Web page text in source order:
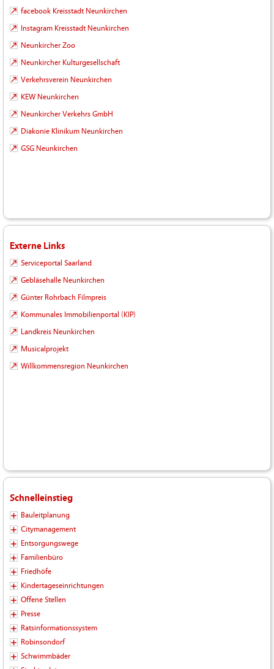
facebook Kreisstadt Neunkirchen
Instagram Kreisstadt Neunkirchen
Neunkircher Zoo
Neunkircher Kulturgesellschaft
Verkehrsverein Neunkirchen
KEW Neunkirchen
Neunkircher Verkehrs GmbH
Diakonie Klinikum Neunkirchen
GSG Neunkirchen
Externe Links
Serviceportal Saarland
Gebläsehalle Neunkirchen
Günter Rohrbach Filmpreis
Kommunales Immobilienportal (KIP)
Landkreis Neunkirchen
Musicalprojekt
Willkommensregion Neunkirchen
Schnelleinstieg
Bauleitplanung
Citymanagement
Entsorgungswege
Familienbüro
Friedhöfe
Kindertageseinrichtungen
Offene Stellen
Presse
Ratsinformationssystem
Robinsondorf
Schwimmbäder